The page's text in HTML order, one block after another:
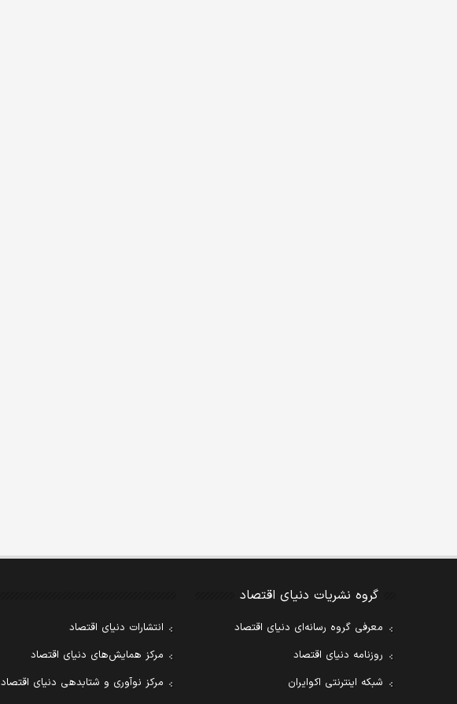
گروه نشریات دنیای اقتصاد
معرفی گروه رسانه‌ای دنیای اقتصاد
روزنامه دنیای اقتصاد
شبکه اینترنتی اکوایران
انتشارات دنیای اقتصاد
مرکز همایش‌های دنیای اقتصاد
مرکز نوآوری و شتابدهی دنیای اقتصاد